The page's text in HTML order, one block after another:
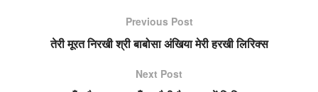
Previous Post
तेरी मूरत निरखी श्री बाबोसा अंखिया मेरी हरखी लिरिक्स
Next Post